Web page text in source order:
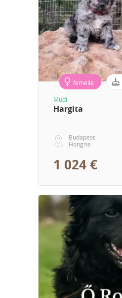
femelle
Mudi
Hargita
Budapest
Hongrie
1 024 €